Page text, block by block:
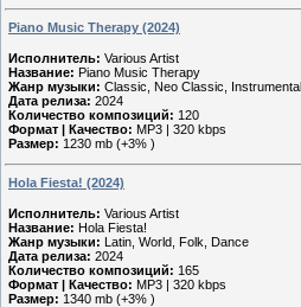
Piano Music Therapy (2024)
Исполнитель: Various Artist
Название: Piano Music Therapy
Жанр музыки: Classic, Neo Classic, Instrumental
Дата релиза: 2024
Количество композиций: 120
Формат | Качество: MP3 | 320 kbps
Размер: 1230 mb (+3% )
Hola Fiesta! (2024)
Исполнитель: Various Artist
Название: Hola Fiesta!
Жанр музыки: Latin, World, Folk, Dance
Дата релиза: 2024
Количество композиций: 165
Формат | Качество: MP3 | 320 kbps
Размер: 1340 mb (+3% )